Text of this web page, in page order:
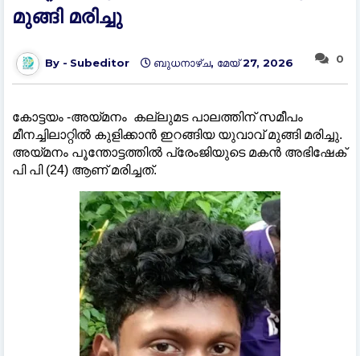
മുങ്ങി മരിച്ചു
0
Subeditor ബുധനാഴ്‌ച, മേയ് 27, 2026
കോട്ടയം -അയ്മനം കല്ലുമട പാലത്തിന് സമീപം
മീനച്ചിലാറ്റിൽ കുളിക്കാൻ ഇറങ്ങിയ യുവാവ് മുങ്ങി മരിച്ചു.
അയ്മനം പൂന്തോട്ടത്തിൽ പ്രേംജിയുടെ മകൻ അഭിഷേക്
പി പി (24) ആണ് മരിച്ചത്.